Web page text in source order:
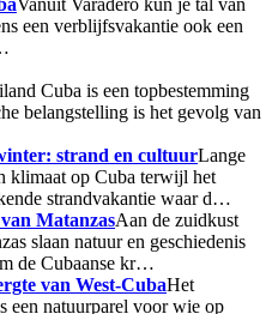
een verblijfsvakantie ook een
Cuba is een topbestemming
belangstelling is het gevolg van
strand en cultuurLange
klimaat op Cuba terwijl het
strandvakantie waar d…
MatanzasAan de zuidkust
slaan natuur en geschiedenis
de Cubaanse kr…
van West-CubaHet
een natuurparel voor wie op